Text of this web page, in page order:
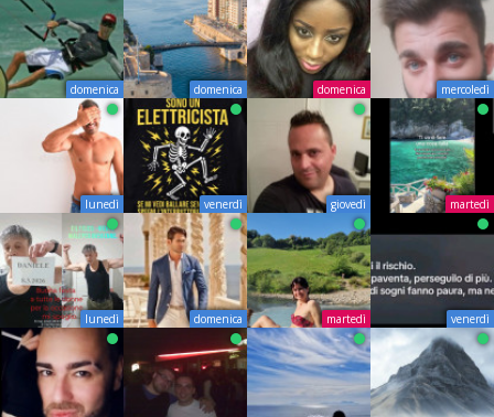
domenica domenica domenica mercoledì
lunedì venerdì giovedì martedì
lunedì domenica martedì venerdì